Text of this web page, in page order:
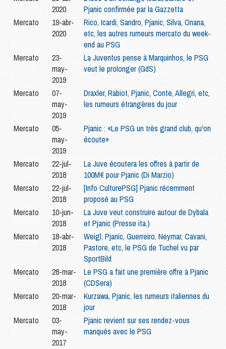
2020
Pjanic confirmée par la Gazzetta
Mercato
19-abr-
2020
Rico, Icardi, Sandro, Pjanic, Silva, Onana,
etc, les autres rumeurs mercato du week-
end au PSG
Mercato
23-
may-
2019
La Juventus pense à Marquinhos, le PSG
veut le prolonger (GdS)
Mercato
07-
may-
2019
Draxler, Rabiot, Pjanic, Conte, Allegri, etc,
les rumeurs étrangères du jour
Mercato
05-
may-
2019
Pjanic : «Le PSG un très grand club, qu'on
écoute»
Mercato
22-jul-
2018
La Juve écoutera les offres à partir de
100M€ pour Pjanic (Di Marzio)
Mercato
22-jul-
2018
[Info CulturePSG] Pjanic récemment
proposé au PSG
Mercato
10-jun-
2018
La Juve veut construire autour de Dybala
et Pjanic (Presse ita.)
Mercato
18-abr-
2018
Weigl, Pjanic, Guerreiro, Neymar, Cavani,
Pastore, etc, le PSG de Tuchel vu par
SportBild
Mercato
28-mar-
2018
Le PSG a fait une première offre à Pjanic
(CDSera)
Mercato
20-mar-
2018
Kurzawa, Pjanic, les rumeurs italiennes du
jour
Mercato
03-
may-
2017
Pjanic revient sur ses rendez-vous
manqués avec le PSG